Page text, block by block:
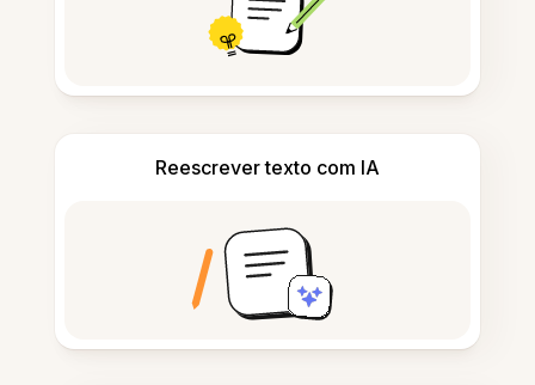
Reescrever texto com IA